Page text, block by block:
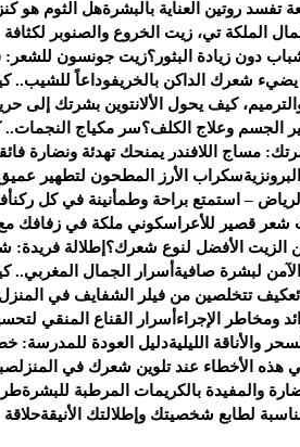
هل الثوم هو
الملكة تي، زيت الخروع والصنوبر
دون زيادة البثور؟زيت جونسون للشعر:
شعرك الداكن بالخريفوداعاً للشيب..
كيف يحول الألانتوين بشرتك إلى
الجسم وعلاج الكلف؟سر مكياج النجمات.. كيف
مساج اللافندر يمنحك تهدئة ونضارة
سكراب الأرز المطحون لتطهير عميق
– استمتع براحة وطمأنينة في كل ركن
شعر قصير للأعراسكوني ملكة في زفافك
الزيت الأفضل لنوع شعرك؟ إطلالة فريدة:
لبشرة صافية أسرار الجمال
كيف تتخلصين من فيلر الشفايف في
ومخاطر الإجراء أسرار القناع المنقي
والأناقة الليليةدليل العودة للمدرسة:
هذه الأخطاء عند تلوين شعرك في المنزل
والمفيدة بالكريمات المرطبة للبشرة
لطابع شخصيتك وإطلالتك الأنيقة